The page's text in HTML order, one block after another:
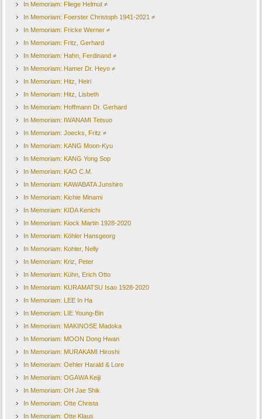
In Memoriam: Fliege Helmut ≠
In Memoriam: Foerster Christoph 1941-2021 ≠
In Memoriam: Fricke Werner ≠
In Memoriam: Fritz, Gerhard
In Memoriam: Hahn, Ferdinand ≠
In Memoriam: Hamer Dr. Heyo ≠
In Memoriam: Hitz, Heiri
In Memoriam: Hitz, Lisbeth
In Memoriam: Hoffmann Dr. Gerhard
In Memoriam: IWANAMI Tetsuo
In Memoriam: Joecks, Fritz ≠
In Memoriam: KANG Moon-Kyu
In Memoriam: KANG Yong Sop
In Memoriam: KAO C.M.
In Memoriam: KAWABATA Junshiro
In Memoriam: Kichie Minami
In Memoriam: KIDA Kenichi
In Memoriam: Kiock Martin 1928-2020
In Memoriam: Köhler Hansgeorg
In Memoriam: Kohler, Nelly
In Memoriam: Kriz, Peter
In Memoriam: Kühn, Erich Otto
In Memoriam: KURAMATSU Isao 1928-2020
In Memoriam: LEE In Ha
In Memoriam: LIE Young-Bin
In Memoriam: MAKINOSE Madoka
In Memoriam: MOON Dong Hwan
In Memoriam: MURAKAMI Hiroshi
In Memoriam: Oehler Harald & Lore
In Memoriam: OGAWA Keiji
In Memoriam: OH Jae Shik
In Memoriam: Otte Christa
In Memoriam: Otte Klaus